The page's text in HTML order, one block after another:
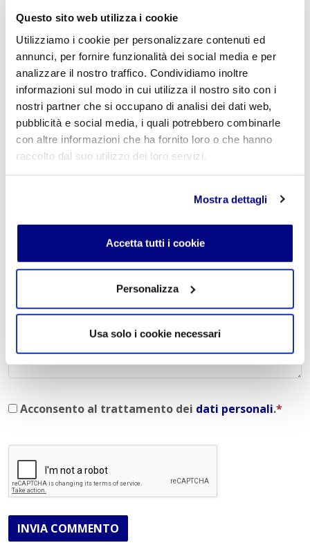
Questo sito web utilizza i cookie
Utilizziamo i cookie per personalizzare contenuti ed
annunci, per fornire funzionalità dei social media e per
analizzare il nostro traffico. Condividiamo inoltre
informazioni sul modo in cui utilizza il nostro sito con i
nostri partner che si occupano di analisi dei dati web,
pubblicità e social media, i quali potrebbero combinarle
con altre informazioni che ha fornito loro o che hanno
raccolto dal suo utilizzo dei loro servizi.
Mostra dettagli
Accetta tutti i cookie
Personalizza
Usa solo i cookie necessari
Scuola Privata Turismo Milano
Liceo delle Scienze Umane
indirizzo Economico Sociale Milano
Liceo Scientifico Milano
Contattaci per maggiori informazioni:
Lascia un commento
L'indirizzo email non verrà pubblicato. I campi
obbligatori sono contrassegnati con *
Nome*
Acconsento al trattamento dei dati personali.*
INVIA COMMENTO